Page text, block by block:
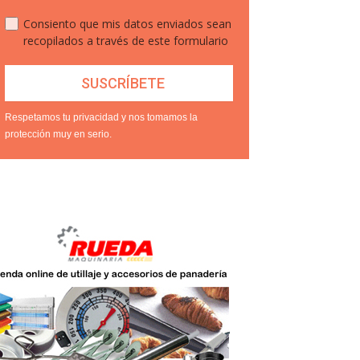
Consiento que mis datos enviados sean
recopilados a través de este formulario
Respetamos tu privacidad y nos tomamos la
protección muy en serio.